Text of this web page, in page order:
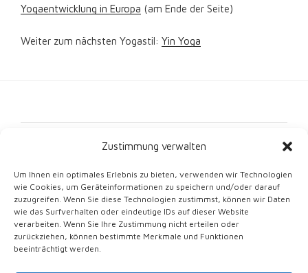
Zustimmung verwalten
Um Ihnen ein optimales Erlebnis zu bieten, verwenden wir Technologien
wie Cookies, um Geräteinformationen zu speichern und/oder darauf
zuzugreifen. Wenn Sie diese Technologien zustimmst, können wir Daten
wie das Surfverhalten oder eindeutige IDs auf dieser Website
verarbeiten. Wenn Sie Ihre Zustimmung nicht erteilen oder
zurückziehen, können bestimmte Merkmale und Funktionen
beeinträchtigt werden.
Yogaentwicklung in Europa (am Ende der Seite)
Weiter zum nächsten Yogastil: Yin Yoga
Datenschutz
Cookie-Richtlinie (EU)